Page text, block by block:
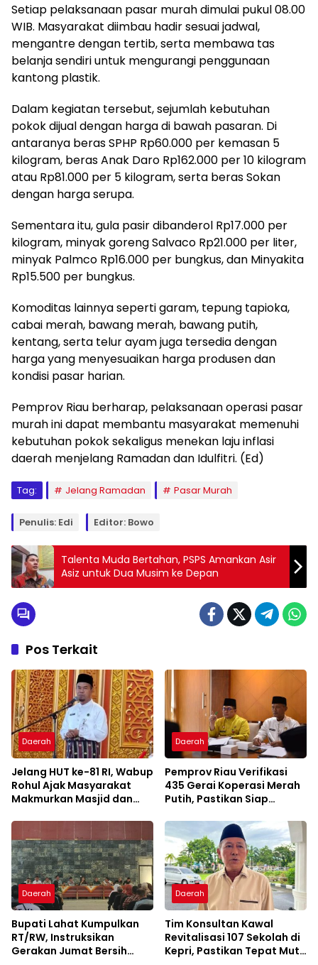
Setiap pelaksanaan pasar murah dimulai pukul 08.00
WIB. Masyarakat diimbau hadir sesuai jadwal,
mengantre dengan tertib, serta membawa tas
belanja sendiri untuk mengurangi penggunaan
kantong plastik.
Dalam kegiatan tersebut, sejumlah kebutuhan
pokok dijual dengan harga di bawah pasaran. Di
antaranya beras SPHP Rp60.000 per kemasan 5
kilogram, beras Anak Daro Rp162.000 per 10 kilogram
atau Rp81.000 per 5 kilogram, serta beras Sokan
dengan harga serupa.
Sementara itu, gula pasir dibanderol Rp17.000 per
kilogram, minyak goreng Salvaco Rp21.000 per liter,
minyak Palmco Rp16.000 per bungkus, dan Minyakita
Rp15.500 per bungkus.
Komoditas lainnya seperti garam, tepung tapioka,
cabai merah, bawang merah, bawang putih,
kentang, serta telur ayam juga tersedia dengan
harga yang menyesuaikan harga produsen dan
kondisi pasar harian.
Pemprov Riau berharap, pelaksanaan operasi pasar
murah ini dapat membantu masyarakat memenuhi
kebutuhan pokok sekaligus menekan laju inflasi
daerah menjelang Ramadan dan Idulfitri. (Ed)
Tag: Jelang Ramadan Pasar Murah
Penulis: Edi Editor: Bowo
Talenta Muda Bertahan, PSPS Amankan Asir
Asiz untuk Dua Musim ke Depan
Pos Terkait
Daerah
Jelang HUT ke-81 RI, Wabup
Rohul Ajak Masyarakat
Makmurkan Masjid dan
Daerah
Pemprov Riau Verifikasi
435 Gerai Koperasi Merah
Putih, Pastikan Siap
Daerah
Bupati Lahat Kumpulkan
RT/RW, Instruksikan
Gerakan Jumat Bersih
Daerah
Tim Konsultan Kawal
Revitalisasi 107 Sekolah di
Kepri, Pastikan Tepat Mutu